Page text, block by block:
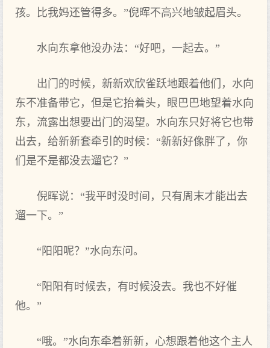
孩。比我妈还管得多。”倪晖不高兴地皱起眉头。
水向东拿他没办法：“好吧，一起去。”
出门的时候，新新欢欣雀跃地跟着他们，水向
东不准备带它，但是它抬着头，眼巴巴地望着水向
东，流露出想要出门的渴望。水向东只好将它也带
出去，给新新套牵引的时候：“新新好像胖了，你
们是不是都没去遛它？”
倪晖说：“我平时没时间，只有周末才能出去
遛一下。”
“阳阳呢？”水向东问。
“阳阳有时候去，有时候没去。我也不好催
他。”
“哦。”水向东牵着新新，心想跟着他这个主人